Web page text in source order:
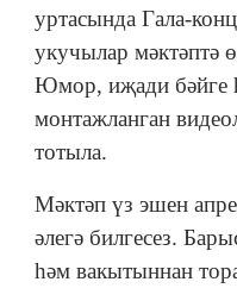
уртасында Гала-
укучылар мәктәптә
Юмор, иҗади бәйге
монтажланган
тотыла.
Мәктәп үз эшен
әлегә билгесез.
һәм вакытыннан